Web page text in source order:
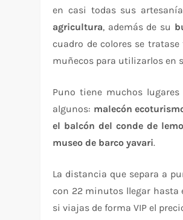
en casi todas sus
agricultura, además de su
cuadro de colores se
muñecos para utilizarlos en
Puno tiene muchos
algunos: malecón
el balcón del conde de
museo de barco yavari.
La distancia que separa a
con 22 minutos llegar hasta
si viajas de forma VIP el